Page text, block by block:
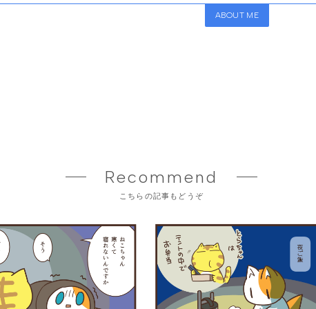
ABOUT ME
Recommend
こちらの記事もどうぞ